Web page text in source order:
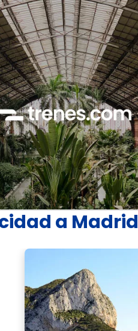
a Madrid